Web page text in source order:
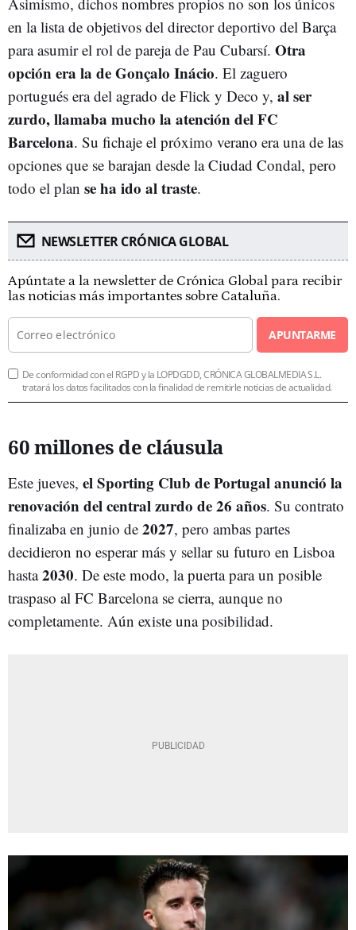
en la lista de objetivos del director deportivo del Barça
para asumir el rol de pareja de Pau Cubarsí. Otra
opción era la de Gonçalo Inácio. El zaguero
portugués era del agrado de Flick y Deco y, al ser
zurdo, llamaba mucho la atención del FC
Barcelona. Su fichaje el próximo verano era una de las
opciones que se barajan desde la Ciudad Condal, pero
todo el plan se ha ido al traste.
NEWSLETTER CRÓNICA GLOBAL
Apúntate a la newsletter de Crónica Global para recibir
las noticias más importantes sobre Cataluña.
APUNTARME
De conformidad con el RGPD y la LOPDGDD, CRÓNICA GLOBALMEDIA S.L.
tratará los datos facilitados con la finalidad de remitirle noticias de actualidad.
60 millones de cláusula
Este jueves, el Sporting Club de Portugal anunció la
renovación del central zurdo de 26 años. Su contrato
finalizaba en junio de 2027, pero ambas partes
decidieron no esperar más y sellar su futuro en Lisboa
hasta2030. De este modo, la puerta para un posible
traspaso al FC Barcelona se cierra, aunque no
completamente. Aún existe una posibilidad.